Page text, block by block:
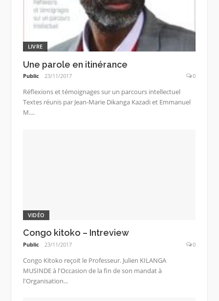
LIVRE
Une parole en itinérance
Public 23/11/2017 0
Réflexions et témoignages sur un parcours intellectuel
Textes réunis par Jean-Marie Dikanga Kazadi et Emmanuel
M....
VIDÉO
Congo kitoko – Intreview
Public 23/11/2017 0
Congo Kitoko reçoit le Professeur. Julien KILANGA
MUSINDE à l'Occasion de la fin de son mandat à
l'Organisation...